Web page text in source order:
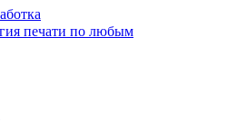
печати по любым